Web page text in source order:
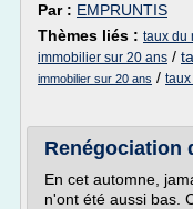
Par : EMPRUNTIS
Thèmes liés : taux du
immobilier sur 20 ans /
immobilier sur 20 ans /
Renégociation
En cet automne,
n'ont été aussi bas.